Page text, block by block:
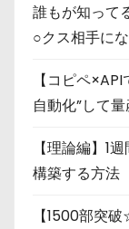
誰もが知って
○クス相手に
【コピペ
自動化”して
【理論編】1
構築する方法
【1500部突